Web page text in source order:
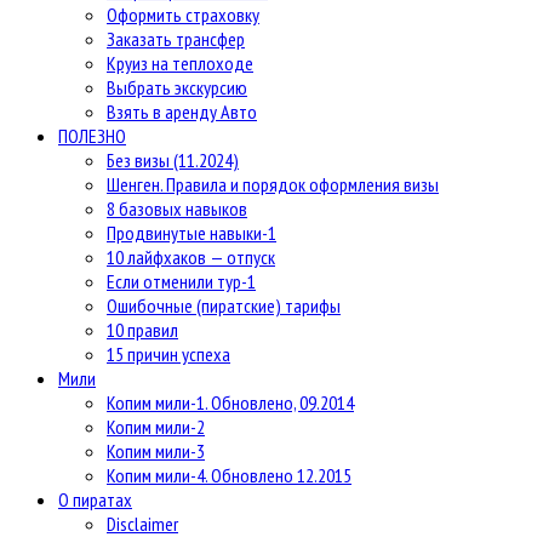
Оформить страховку
Заказать трансфер
Круиз на теплоходе
Выбрать экскурсию
Взять в аренду Авто
ПОЛЕЗНО
Без визы (11.2024)
Шенген. Правила и порядок оформления визы
8 базовых навыков
Продвинутые навыки-1
10 лайфхаков — отпуск
Если отменили тур-1
Ошибочные (пиратские) тарифы
10 правил
15 причин успеха
Мили
Копим мили-1. Обновлено, 09.2014
Копим мили-2
Копим мили-3
Копим мили-4. Обновлено 12.2015
О пиратах
Disclaimer